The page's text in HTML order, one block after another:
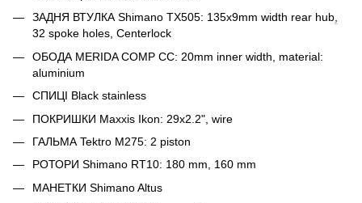
ЗАДНЯ ВТУЛКА Shimano TX505: 135x9mm width rear hub,
32 spoke holes, Centerlock
ОБОДА MERIDA COMP CC: 20mm inner width, material:
aluminium
СПИЦІ Black stainless
ПОКРИШКИ Maxxis Ikon: 29x2.2", wire
ГАЛЬМА Tektro M275: 2 piston
РОТОРИ Shimano RT10: 180 mm, 160 mm
МАНЕТКИ Shimano Altus